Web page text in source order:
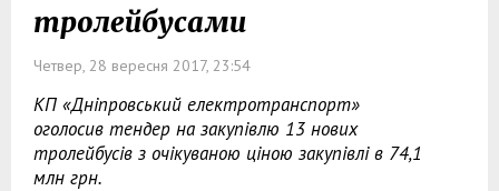
тролейбусами
Четвер, 28 вересня 2017, 23:54
КП «Дніпровський електротранспорт»
оголосив тендер на закупівлю 13 нових
тролейбусів з очікуваною ціною закупівлі в 74,1
млн грн.